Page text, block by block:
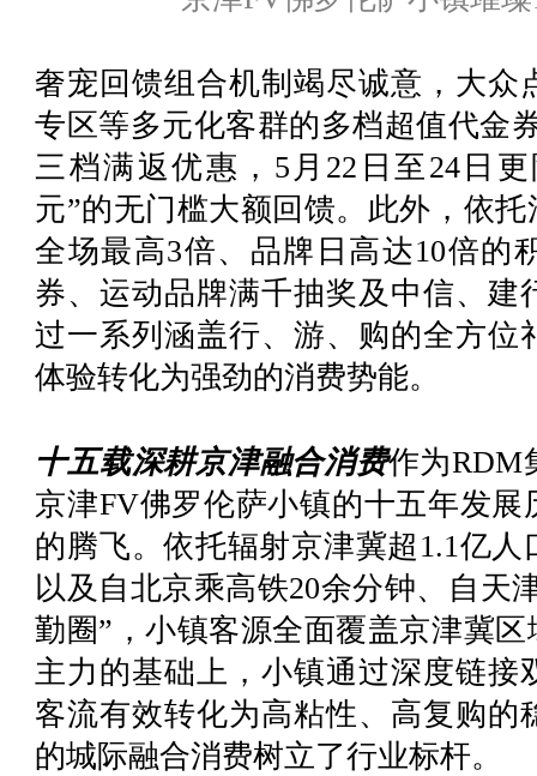
奢宠回馈组合机制竭尽诚意，大众
专区等多元化客群的多档超值代金
三档满返优惠，5月22日至24日
元”的无门槛大额回馈。此外，依
全场最高3倍、品牌日高达10倍的
券、运动品牌满千抽奖及中信、建
过一系列涵盖行、游、购的全方位
体验转化为强劲的消费势能。
十五载深耕京津融合消费作为RDM
京津FV佛罗伦萨小镇的十五年发
的腾飞。依托辐射京津冀超1.1亿
以及自北京乘高铁20余分钟、自天
勤圈”，小镇客源全面覆盖京津冀
主力的基础上，小镇通过深度链接
客流有效转化为高粘性、高复购的
的城际融合消费树立了行业标杆。